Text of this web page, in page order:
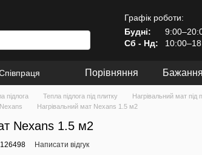
Графік роботи:
Будні:
Сб - Нд:
Порівняння Бажання
підлога Тепла підлога під плитку
Нагрівальний мат під
Нагрівальний мат Nexans 1.5 м2
Nexans 1.5 м2
Написати відгук